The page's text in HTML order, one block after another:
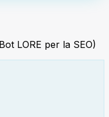
LORE per la SEO)